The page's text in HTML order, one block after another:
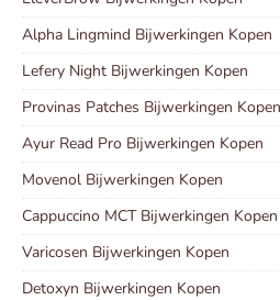
Alpha Lingmind Bijwerkingen Kopen
Lefery Night Bijwerkingen Kopen
Provinas Patches Bijwerkingen Kopen
Ayur Read Pro Bijwerkingen Kopen
Movenol Bijwerkingen Kopen
Cappuccino MCT Bijwerkingen Kopen
Varicosen Bijwerkingen Kopen
Detoxyn Bijwerkingen Kopen